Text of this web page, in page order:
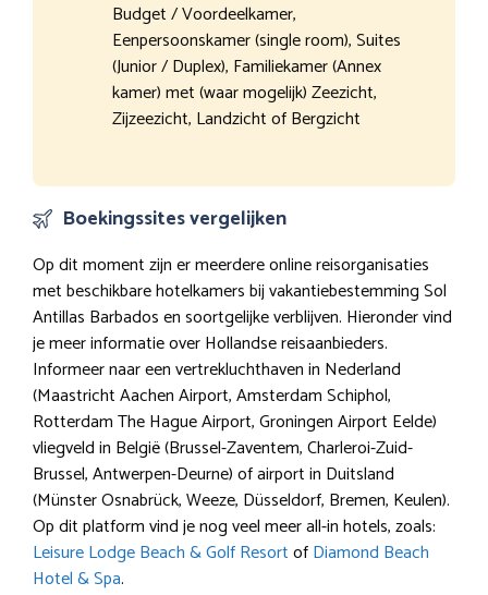
Budget / Voordeelkamer,
Eenpersoonskamer (single room), Suites
(Junior / Duplex), Familiekamer (Annex
kamer) met (waar mogelijk) Zeezicht,
Zijzeezicht, Landzicht of Bergzicht
Boekingssites vergelijken
Op dit moment zijn er meerdere online reisorganisaties
met beschikbare hotelkamers bij vakantiebestemming Sol
Antillas Barbados en soortgelijke verblijven. Hieronder vind
je meer informatie over Hollandse reisaanbieders.
Informeer naar een vertrekluchthaven in Nederland
(Maastricht Aachen Airport, Amsterdam Schiphol,
Rotterdam The Hague Airport, Groningen Airport Eelde)
vliegveld in België (Brussel-Zaventem, Charleroi-Zuid-
Brussel, Antwerpen-Deurne) of airport in Duitsland
(Münster Osnabrück, Weeze, Düsseldorf, Bremen, Keulen).
Op dit platform vind je nog veel meer all-in hotels, zoals:
Leisure Lodge Beach & Golf ResortofDiamond Beach
Hotel & Spa.